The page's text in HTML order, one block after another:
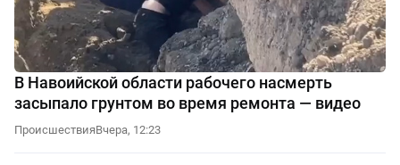
В Навоийской области рабочего насмерть
засыпало грунтом во время ремонта — видео
ПроисшествияВчера, 12:23